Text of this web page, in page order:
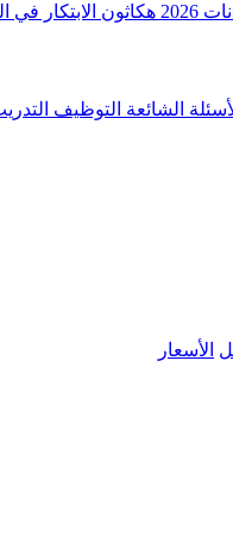
هكاثون الابتكار في
الشائعة التوظيف
الأسعار